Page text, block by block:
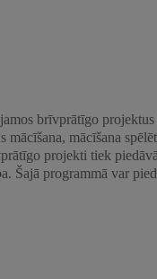
brīvprātīgo
mācīšana
projekti tiek
Šajā programmā var